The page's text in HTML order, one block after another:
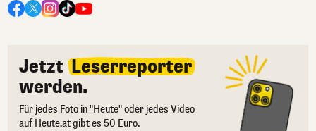
Jetzt Leserreporter
werden.
Für jedes Foto in "Heute" oder jedes Video
auf Heute.at gibt es 50 Euro.